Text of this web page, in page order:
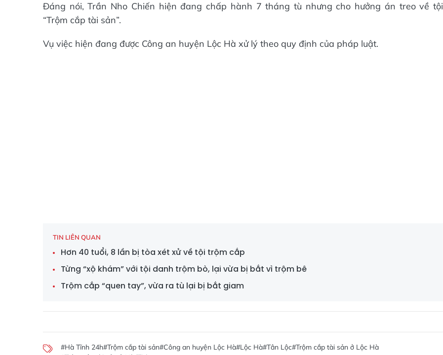
Đáng nói, Trần Nho Chiến hiện đang chấp hành 7 tháng tù nhưng cho hưởng án treo về tội
“Trộm cắp tài sản”.
Vụ việc hiện đang được Công an huyện Lộc Hà xử lý theo quy định của pháp luật.
TIN LIÊN QUAN
Hơn 40 tuổi, 8 lần bị tòa xét xử về tội trộm cắp
Từng “xộ khám” với tội danh trộm bò, lại vừa bị bắt vì trộm bê
Trộm cắp “quen tay”, vừa ra tù lại bị bắt giam
#Hà Tĩnh 24h#Trộm cắp tài sản#Công an huyện Lộc Hà#Lộc Hà#Tân Lộc#Trộm cắp tài sản ở Lộc Hà